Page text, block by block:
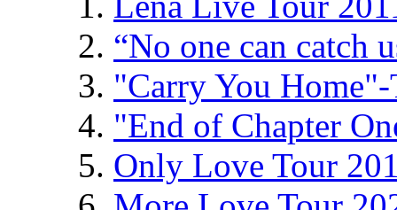
“No one can catch
"Carry You
"End of Chapter
Only Love Tour